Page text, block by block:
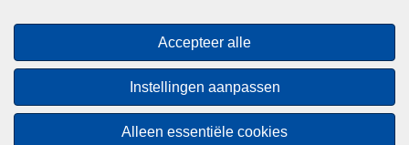
Accepteer alle
Instellingen aanpassen
Alleen essentiële cookies
Toegankelijkheid
© 2026 Politie.be